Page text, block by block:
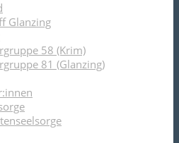
Glanzing
58 (Krim)
81 (Glanzing)